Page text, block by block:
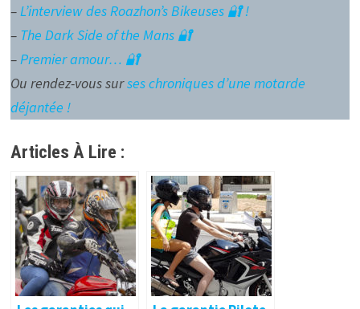
–L’interview des Roazhon’s Bikeuses 🔐 !
– The Dark Side of the Mans 🔐
–Premier amour… 🔐
Ou rendez-vous surses chroniques d’une motarde
déjantée !
Articles À Lire :